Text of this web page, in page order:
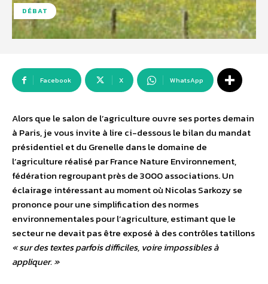
DÉBAT
Facebook X WhatsApp
Alors que le salon de l’agriculture ouvre ses portes demain
à Paris, je vous invite à lire ci-dessous le bilan du mandat
présidentiel et du Grenelle dans le domaine de
l’agriculture réalisé par France Nature Environnement,
fédération regroupant près de 3000 associations. Un
éclairage intéressant au moment où Nicolas Sarkozy se
prononce pour une simplification des normes
environnementales pour l’agriculture, estimant que le
secteur ne devait pas être exposé à des contrôles tatillons
« sur des textes parfois difficiles, voire impossibles à
appliquer. »